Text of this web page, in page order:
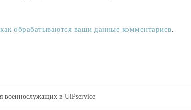
обрабатываются ваши данные комментариев.
военнослужащих в UiPservice